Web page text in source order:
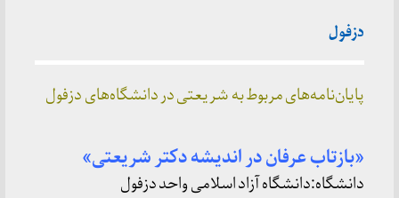
دزفول
پایان‌نامه‌های مربوط به شریعتی در دانشگاه‌های دزفول
«بازتاب عرفان در اندیشه دکتر شریعتی»
دانشگاه:دانشگاه آزاد اسلامی واحد دزفول